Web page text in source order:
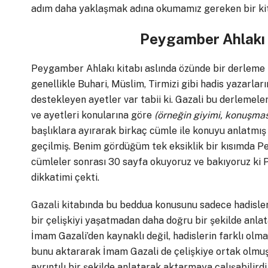
adım daha yaklaşmak adına okumamız gereken bir
Peygamber
Peygamber Ahlakı kitabı aslında özünde bir
genellikle Buhari, Müslim, Tirmizi gibi hadis
destekleyen ayetler var tabii ki. Gazali bu
ve ayetleri konularına göre (örneğin giyimi,
başlıklara ayırarak birkaç cümle ile konuyu
geçilmiş. Benim gördüğüm tek eksiklik bir kısımda
cümleler sonrası 30 sayfa okuyoruz ve bakıyoruz
dikkatimi çekti.
Gazali kitabında bu beddua konusunu sadece
bir çelişkiyi yaşatmadan daha doğru bir şekilde
İmam Gazali’den kaynaklı değil, hadislerin farklı
bunu aktararak İmam Gazali de çelişkiye ortak